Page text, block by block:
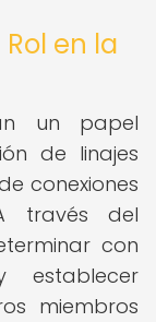
Rol en la
un papel
de linajes
conexiones
través del
con
establecer
miembros